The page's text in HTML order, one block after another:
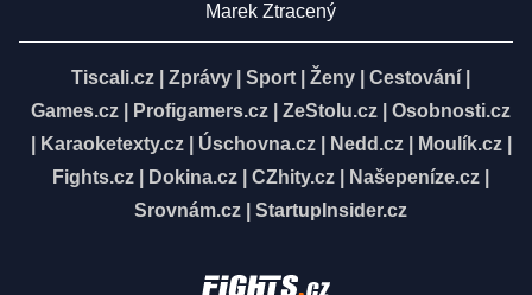
Marek Ztracený
Tiscali.cz Zprávy Sport Ženy Cestování
Games.cz
Profigamers.cz ZeStolu.cz
Osobnosti.cz
Karaoketexty.cz| Úschovna.cz| Nedd.cz| Moulík.cz|
Fights.cz
Dokina.cz CZhity.cz Našepeníze.cz
Srovnám.cz
StartupInsider.cz